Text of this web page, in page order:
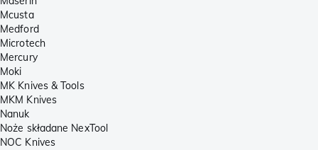
Mcusta
Medford
Microtech
Mercury
Moki
MK Knives & Tools
MKM Knives
Nanuk
Noże składane NexTool
NOC Knives